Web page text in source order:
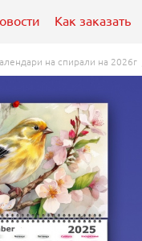
Как заказать
на спирали на 2026г